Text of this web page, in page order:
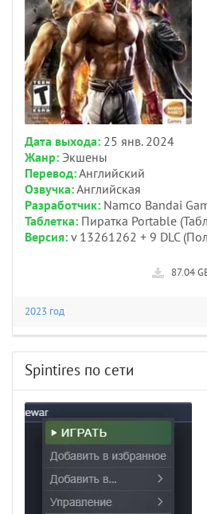
Дата выхода: 25 янв. 2024
Жанр: Экшены
Перевод:Английский
Озвучка:Английская
Разработчик: Namco Bandai
Таблетка: Пиратка Portable
Версия: v 13261262 + 9 DLC
87.04
2023 год
Spintires по сети